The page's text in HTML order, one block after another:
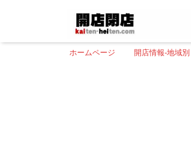
ホームページ 開店情報-地域別